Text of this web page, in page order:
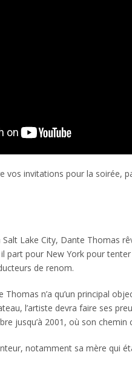
vos invitations pour la soirée,
Lake City, Dante Thomas
part pour New York pour
de renom.
n’a qu’un principal
l’artiste devra faire ses
jusqu’à 2001, où son
notamment sa mère qui